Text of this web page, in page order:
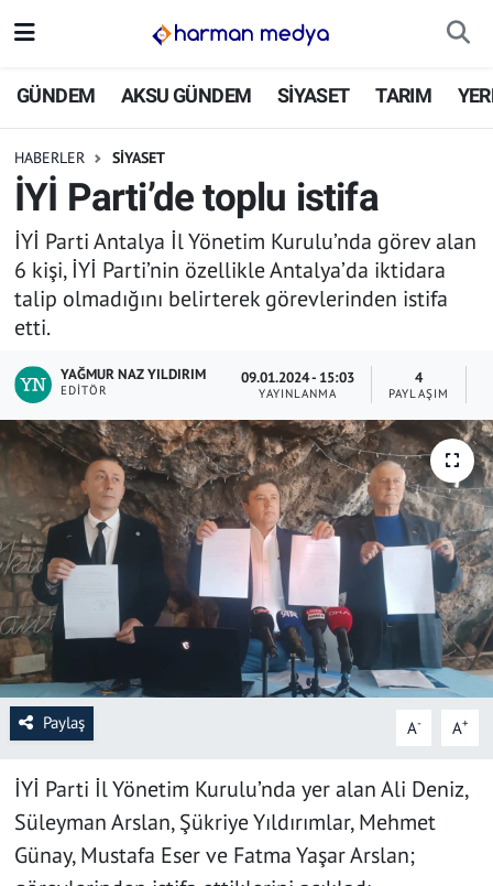
GÜNDEM AKSU GÜNDEM SİYASET TARIM
HABERLER SİYASET
İYİ Parti’de toplu istifa
İYİ Parti Antalya İl Yönetim Kurulu’nda görev alan
6 kişi, İYİ Parti’nin özellikle Antalya’da iktidara
talip olmadığını belirterek görevlerinden istifa
etti.
YAĞMUR NAZ YILDIRIM
EDITÖR
09.01.2024 - 15:03
YAYINLANMA
4
PAYLAŞIM
Paylaş A- A+
İYİ Parti İl Yönetim Kurulu’nda yer alan Ali Deniz,
Süleyman Arslan, Şükriye Yıldırımlar, Mehmet
Günay, Mustafa Eser ve Fatma Yaşar Arslan;
GÜNDEM
SİYASET
TARIM
YEREL YÖNETİMLER
EKONOMİ
ASAYİŞ
SPOR
SAĞLIK
YAŞAM
KÜLTÜR SANAT
EĞİTİM
İstanbul Nöbetçi Eczaneler
İstanbul Trafik Yoğunluk Haritası
Süper Lig Puan Durumu ve Fikstür
Tüm Manşetler
Son Dakika Haberleri
Haber Arşivi